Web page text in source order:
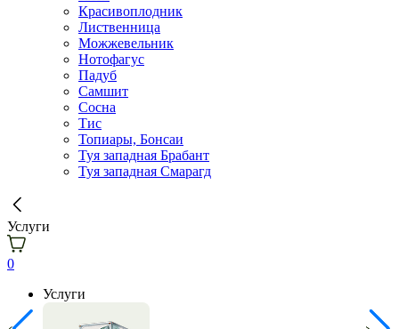
Красивоплодник
Лиственница
Можжевельник
Нотофагус
Падуб
Самшит
Сосна
Тис
Топиары, Бонсаи
Туя западная Брабант
Туя западная Смарагд
Услуги
0
Услуги